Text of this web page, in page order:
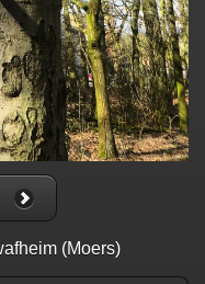
(Moers)